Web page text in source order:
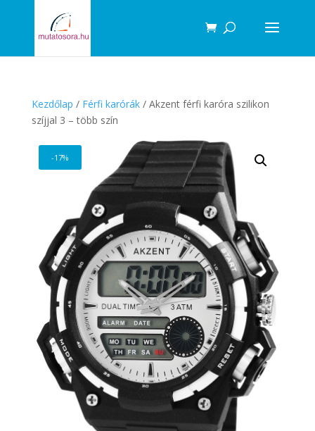
Kezdőlap / Férfi karórák/ Akzent férfi karóra szilikon
szíjjal 3 – több szín
-17%